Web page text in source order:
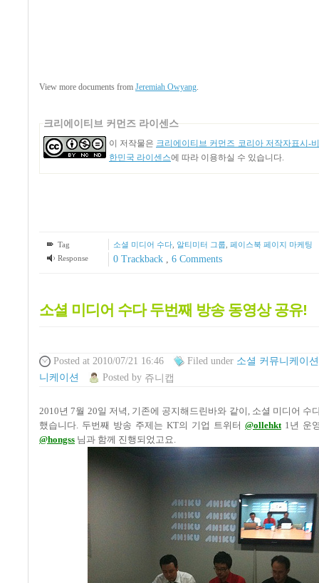
View more documents from Jeremiah Owyang.
크리에이티브 커먼즈 라이센스
이 저작물은 크리에이티브 커먼즈 코리아 저작자표시-
한민국 라이센스에 따라 이용하실 수 있습니다.
Tag 소셜 미디어 수다, 알티미터 그룹 페이스북 페이지 마케팅
Response
0 Trackback , 6Comments
소셜 미디어 수다 두번째 방송 동영상 공유!
Posted at 2010/07/21 16:46 Filedunder 소셜 커뮤니케이
니케이션
Postedby 쥬니캡
2010년 7월 20일 저녁 기존에 공지해드린바와 같이 소셜 미디어 수
했습니다 두번째 방송 주제는 KT의 기업 트위터 @ollehkt 1 년 운
@hongss 님과 함께 진행되었고요